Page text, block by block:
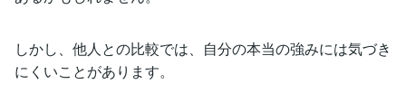
しかし、他人との比較では、自分の本当の強みには気づき
にくいことがあります。